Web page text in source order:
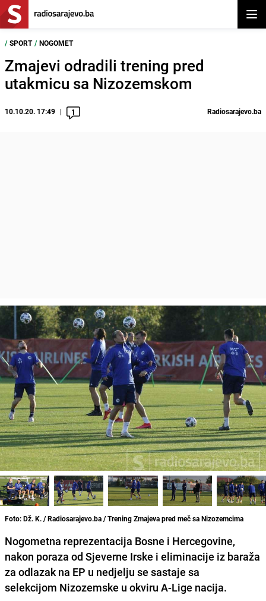
/ SPORT / NOGOMET
Zmajevi odradili trening pred
utakmicu sa Nizozemskom
10.10.20. 17:49 1 Radiosarajevo.ba
Foto: Dž. K. / Radiosarajevo.ba / Trening Zmajeva pred meč sa Nizozemcima
Nogometna reprezentacija Bosne i Hercegovine,
nakon poraza od Sjeverne Irske i eliminacije iz baraža
za odlazak na EP u nedjelju se sastaje sa
selekcijom Nizozemske u okviru A-Lige nacija.